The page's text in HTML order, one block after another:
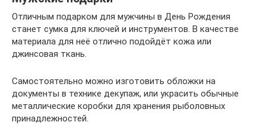
Отличным подарком для мужчины в День Рождения
станет сумка для ключей и инструментов. В качестве
материала для неё отлично подойдёт кожа или
джинсовая ткань.
Самостоятельно можно изготовить обложки на
документы в технике декупаж, или украсить обычные
металлические коробки для хранения рыболовных
принадлежностей.